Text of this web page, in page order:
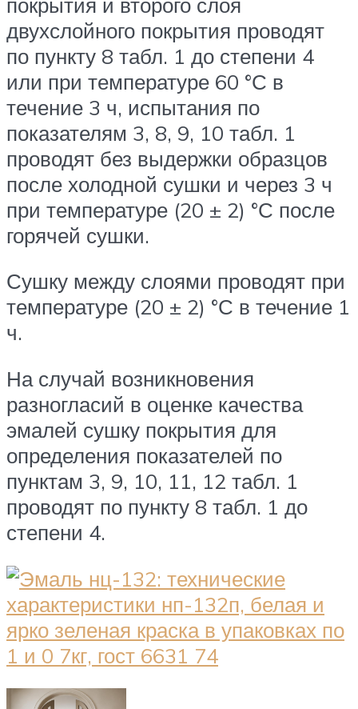
двухслойного покрытия проводят
по пункту 8 табл. 1 до степени 4
или при температуре 60 °С в
течение 3 ч, испытания по
показателям 3, 8, 9, 10 табл. 1
проводят без выдержки образцов
после холодной сушки и через 3 ч
при температуре (20 ± 2) °С после
горячей сушки.
Сушку между слоями проводят при
температуре (20 ± 2) °С в течение 1
ч.
На случай возникновения
разногласий в оценке качества
эмалей сушку покрытия для
определения показателей по
пунктам 3, 9, 10, 11, 12 табл. 1
проводят по пункту 8 табл. 1 до
степени 4.